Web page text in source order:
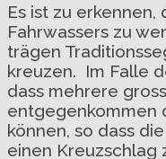
Es ist zu erkennen,
Fahrwassers zu
trägen
kreuzen. Im Falle
dass mehrere
entgegenkommen
können, so dass
einen Kreuzschlag